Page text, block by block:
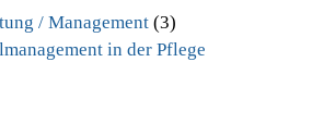
/ Management(3)
in der Pflege